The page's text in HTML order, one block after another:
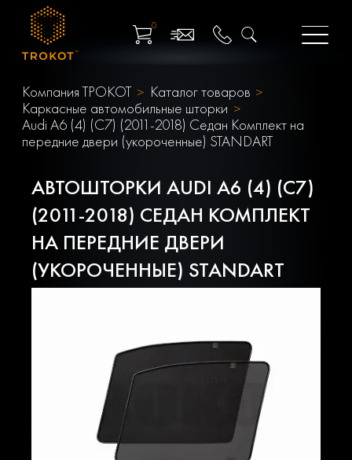
0
Компания ТРОКОТ
Каталог товаров
Каркасные автомобильные шторки
Audi A6 (4) (C7) (2011-2018) Седан Комплект на
передние двери (укороченные) STANDART
АВТОШТОРКИ AUDI A6 (4) (C7)
(2011-2018) СЕДАН КОМПЛЕКТ
НА ПЕРЕДНИЕ ДВЕРИ
(УКОРОЧЕННЫЕ) STANDART